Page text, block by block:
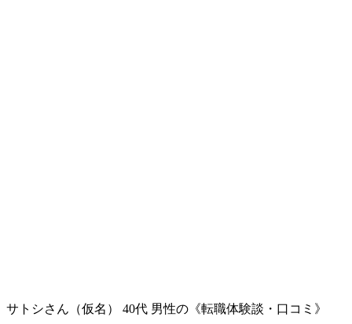
サトシさん（仮名） 40代 男性の《転職体験談・口コミ》